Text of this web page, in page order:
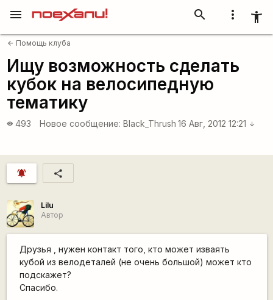
more_vert accessibility_new
search
menu
arrow_back Помощь клуба
Ищу возможность сделать
кубок на велосипедную
тематику
visibility 493 Новое сообщение: Black_Thrush 16 Авг, 2012 12:21 arrow_downward
notifications_active share
Lilu
Автор
Друзья , нужен контакт того, кто может изваять
кубой из велодеталей (не очень большой) может кто
подскажет?
Спасибо.